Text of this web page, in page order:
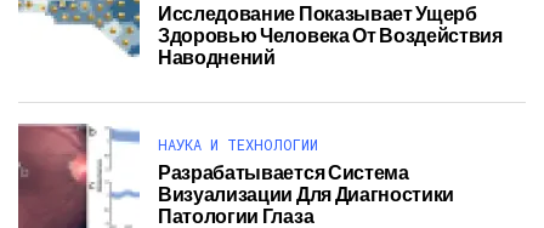
Исследование Показывает Ущерб
Здоровью Человека От Воздействия
Наводнений
НАУКА И ТЕХНОЛОГИИ
Разрабатывается Система
Визуализации Для Диагностики
Патологии Глаза